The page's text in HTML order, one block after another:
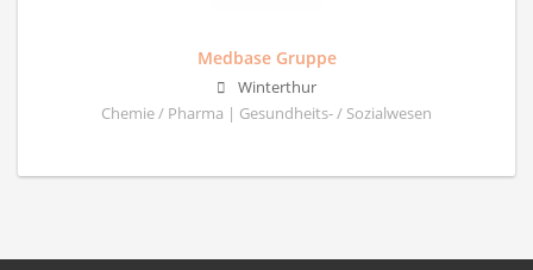
Medbase Gruppe
Winterthur
Chemie / Pharma | Gesundheits- / Sozialwesen